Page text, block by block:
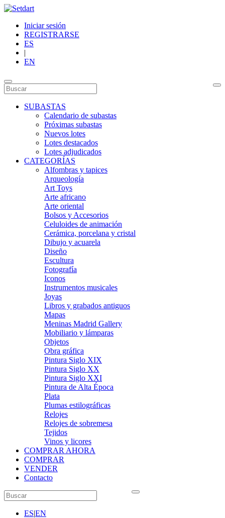
Iniciar sesión
REGISTRARSE
ES
|
EN
SUBASTAS
Calendario de subastas
Próximas subastas
Nuevos lotes
Lotes destacados
Lotes adjudicados
CATEGORÍAS
Alfombras y tapices
Arqueología
Art Toys
Arte africano
Arte oriental
Bolsos y Accesorios
Celuloides de animación
Cerámica, porcelana y cristal
Dibujo y acuarela
Diseño
Escultura
Fotografía
Iconos
Instrumentos musicales
Joyas
Libros y grabados antiguos
Mapas
Meninas Madrid Gallery
Mobiliario y lámparas
Objetos
Obra gráfica
Pintura Siglo XIX
Pintura Siglo XX
Pintura Siglo XXI
Pintura de Alta Época
Plata
Plumas estilográficas
Relojes
Relojes de sobremesa
Tejidos
Vinos y licores
COMPRAR AHORA
COMPRAR
VENDER
Contacto
ES|EN